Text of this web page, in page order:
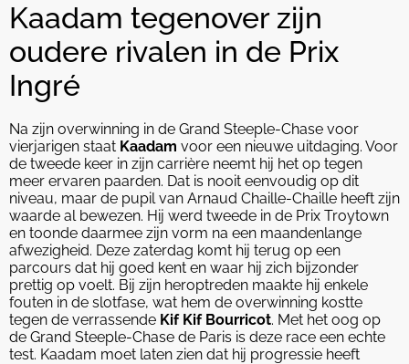
Kaadam tegenover zijn
oudere rivalen in de Prix
Ingré
Na zijn overwinning in de Grand Steeple-Chase voor
vierjarigen staat Kaadam voor een nieuwe uitdaging. Voor
de tweede keer in zijn carrière neemt hij het op tegen
meer ervaren paarden. Dat is nooit eenvoudig op dit
niveau, maar de pupil van Arnaud Chaille-Chaille heeft zijn
waarde al bewezen. Hij werd tweede in de Prix Troytown
en toonde daarmee zijn vorm na een maandenlange
afwezigheid. Deze zaterdag komt hij terug op een
parcours dat hij goed kent en waar hij zich bijzonder
prettig op voelt. Bij zijn heroptreden maakte hij enkele
fouten in de slotfase, wat hem de overwinning kostte
tegen de verrassende Kif Kif Bourricot. Met het oog op
de Grand Steeple-Chase de Paris is deze race een echte
test. Kaadam moet laten zien dat hij progressie heeft